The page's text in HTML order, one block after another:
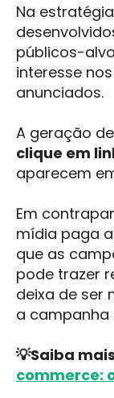
Na
públicos-
interesse
anunciados.
A geração
clique em
aparecem
Em
mídia paga
que as
pode trazer
deixa de ser
a campanha
💡Saiba
commerce: